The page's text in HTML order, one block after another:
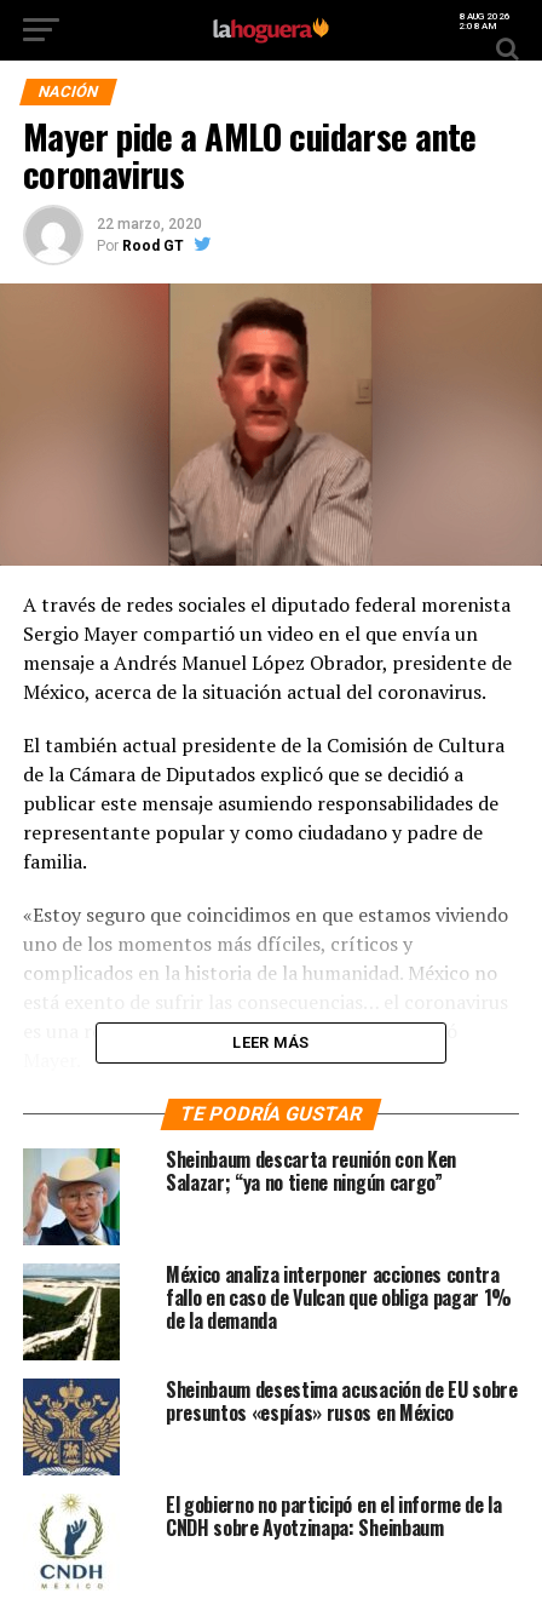
8 AUG 2026
2:08 AM
NACIÓN
Mayer pide a AMLO cuidarse ante
coronavirus
22 marzo, 2020
Por Rood GT
A través de redes sociales el diputado federal morenista
Sergio Mayer compartió un video en el que envía un
mensaje a Andrés Manuel López Obrador, presidente de
México, acerca de la situación actual del coronavirus.
El también actual presidente de la Comisión de Cultura
de la Cámara de Diputados explicó que se decidió a
publicar este mensaje asumiendo responsabilidades de
representante popular y como ciudadano y padre de
familia.
«Estoy seguro que coincidimos en que estamos viviendo
uno de los momentos más dfíciles, críticos y
complicados en la historia de la humanidad. México no
es una realidad que nos está alcanzando”, aseguró
En el mensaje el diputado llama a López Obrador que
tanto él como su gabinete tomen las medidas necesarias
recomendadas por la Organización Mundial de la Salud
(OMS).
«Señor presidente, reconozco y respeto mucho sus
creencias religiosas, pero creo que en estos momentos
es fundamental cuidar de su salud y la de todas y todos
los mexicanos», instó el legislador que hizo énfasis en la
indispensable, como el abasto de alimentos.
Entre las recomendaciones que recordó Mayer está el de
cancelar cualquier evento público, político y cultural y
pidió a López Obrador y a sus compañeros legisladores a
que fortalezcan las medidas de carácter económico
debido a los efectos que dejará la pandemia.
LEER MÁS
TE PODRÍA GUSTAR
Sheinbaum descarta reunión con Ken
Salazar; “ya no tiene ningún cargo”
México analiza interponer acciones contra
fallo en caso de Vulcan que obliga pagar 1%
de la demanda
Sheinbaum desestima acusación de EU sobre
presuntos «espías» rusos en México
El gobierno no participó en el informe de la
CNDH sobre Ayotzinapa: Sheinbaum